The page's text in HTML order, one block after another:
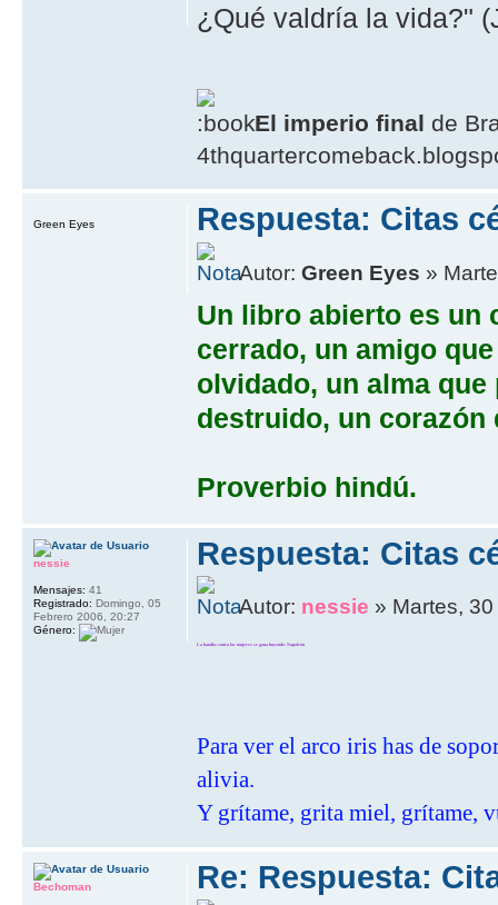
¿Qué valdrí­a la vida?"
El imperio final de
Respuesta: Citas
Autor:Green Eyes »
Un libro abierto es un
cerrado, un amigo
olvidado, un alma que
destruido, un corazón
Proverbio hindú.
Green Eyes
Respuesta: Citas
Autor: nessie » Martes,
La batalla contra las mujeres se gana huyendo. Napoleón
Para ver el arco iris has de
alivia.
Y grítame, grita miel, grítame,
nessie
Mensajes: 41
Registrado: Domingo, 05
Febrero 2006, 20:27
Género:
Re: Respuesta:
Bechoman